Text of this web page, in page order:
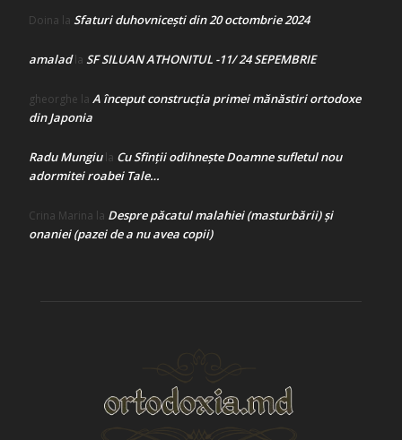
Doina la Sfaturi duhovnicești din 20 octombrie 2024
amaladla SF SILUAN ATHONITUL -11/ 24 SEPEMBRIE
gheorghe la A început construcţia primei mănăstiri ortodoxe
din Japonia
Radu Mungiula Cu Sfinții odihnește Doamne sufletul nou
adormitei roabei Tale…
Crina Marina la Despre păcatul malahiei (masturbării) şi
onaniei (pazei de a nu avea copii)